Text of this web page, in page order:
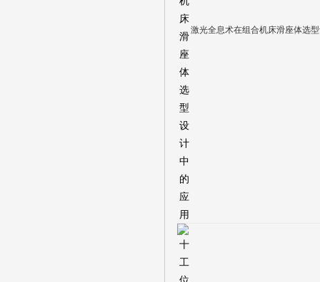
激光全息术在组合机床滑座体选